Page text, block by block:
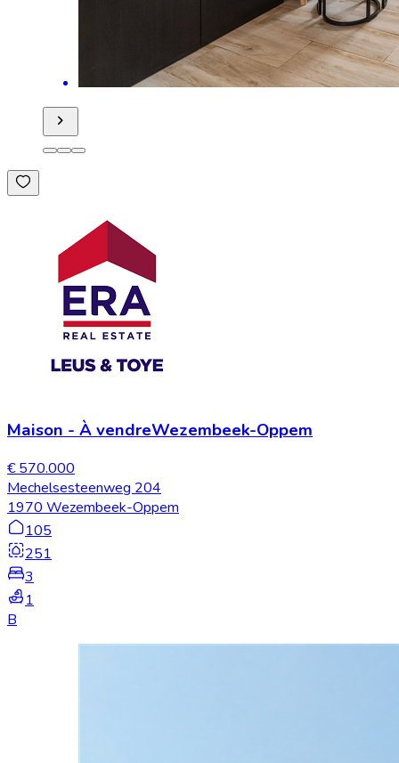
Maison - À vendreWezembeek-Oppem
€ 570.000
Mechelsesteenweg 204
1970 Wezembeek-Oppem
105
251
3
1
B